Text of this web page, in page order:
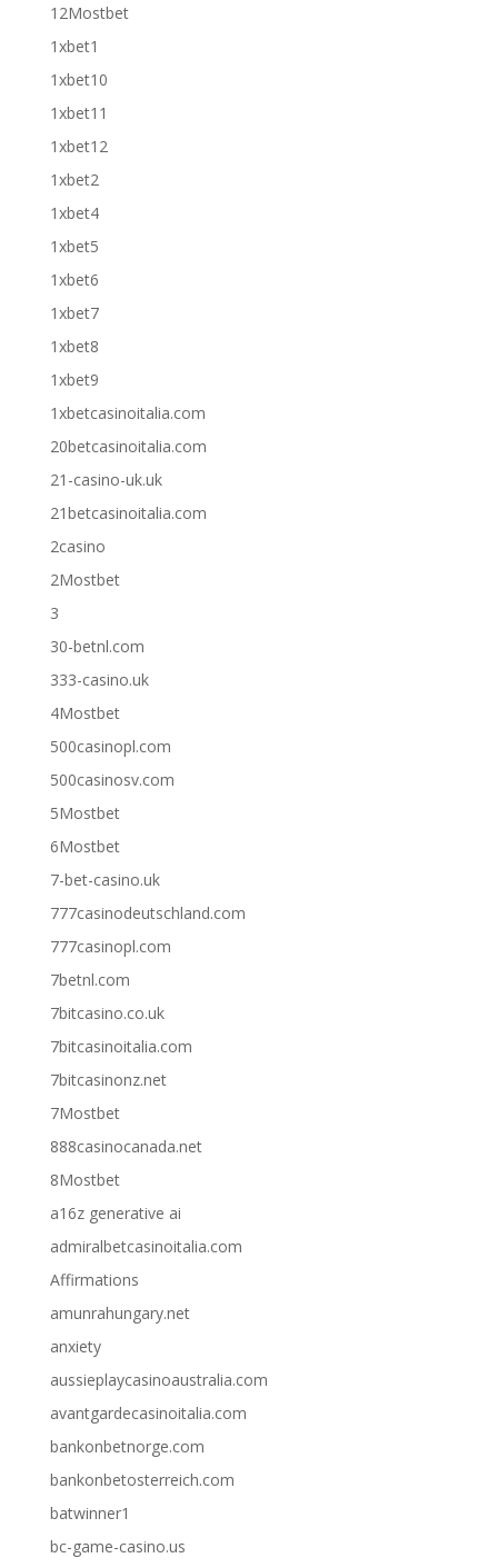
12Mostbet
1xbet1
1xbet10
1xbet11
1xbet12
1xbet2
1xbet4
1xbet5
1xbet6
1xbet7
1xbet8
1xbet9
1xbetcasinoitalia.com
20betcasinoitalia.com
21-casino-uk.uk
21betcasinoitalia.com
2casino
2Mostbet
3
30-betnl.com
333-casino.uk
4Mostbet
500casinopl.com
500casinosv.com
5Mostbet
6Mostbet
7-bet-casino.uk
777casinodeutschland.com
777casinopl.com
7betnl.com
7bitcasino.co.uk
7bitcasinoitalia.com
7bitcasinonz.net
7Mostbet
888casinocanada.net
8Mostbet
a16z generative ai
admiralbetcasinoitalia.com
Affirmations
amunrahungary.net
anxiety
aussieplaycasinoaustralia.com
avantgardecasinoitalia.com
bankonbetnorge.com
bankonbetosterreich.com
batwinner1
bc-game-casino.us